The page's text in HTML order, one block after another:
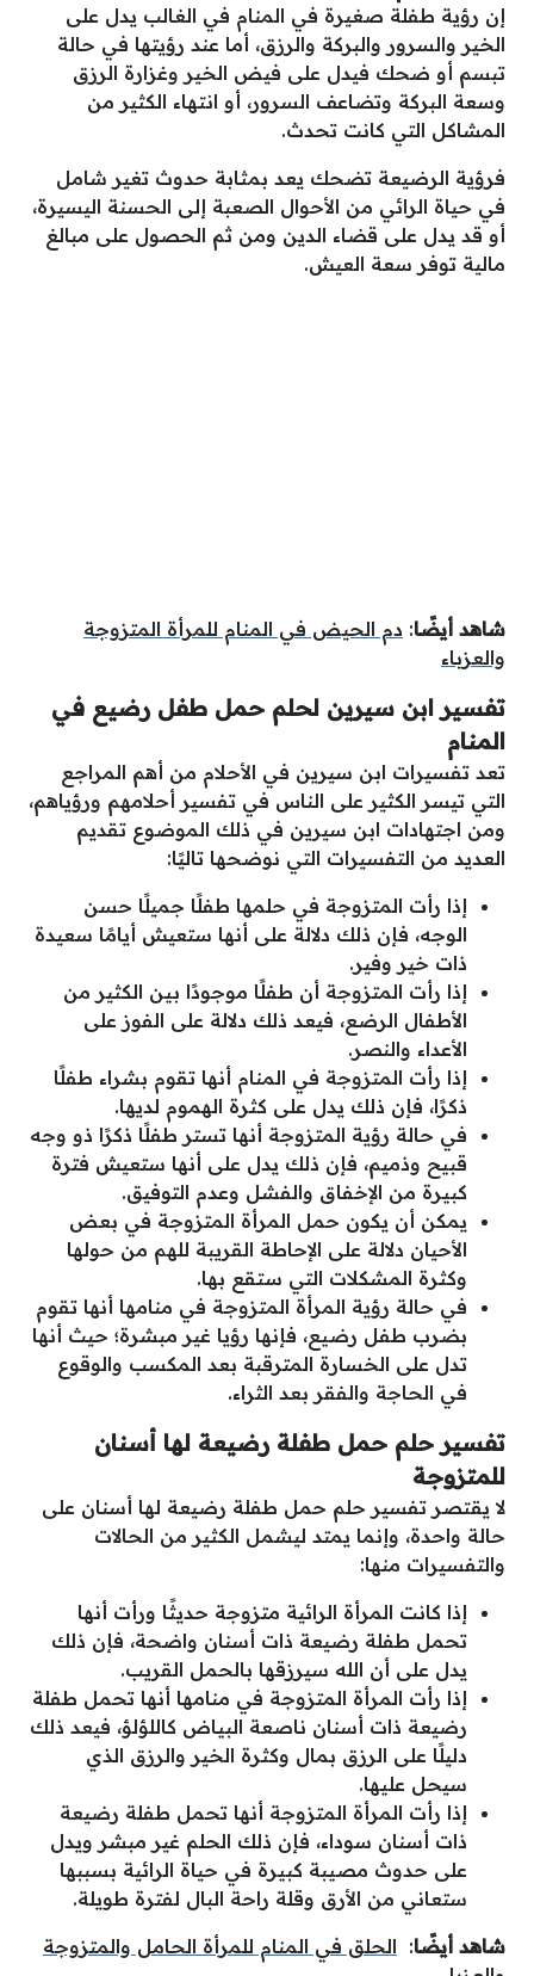
إن رؤية طفلة صغيرة في المنام في الغالب يدل على
الخير والسرور والبركة والرزق، أما عند رؤيتها في حالة
تبسم أو ضحك فيدل على فيض الخير وغزارة الرزق
وسعة البركة وتضاعف السرور، أو انتهاء الكثير من
المشاكل التي كانت تحدث.
فرؤية الرضيعة تضحك يعد بمثابة حدوث تغير شامل
في حياة الرائي من الأحوال الصعبة إلى الحسنة اليسيرة،
أو قد يدل على قضاء الدين ومن ثم الحصول على مبالغ
مالية توفر سعة العيش.
شاهد أيضًا: دم الحيض في المنام للمرأة المتزوجة
والعزباء
تفسير ابن سيرين لحلم حمل طفل رضيع في
المنام
تعد تفسيرات ابن سيرين في الأحلام من أهم المراجع
التي تيسر الكثير على الناس في تفسير أحلامهم ورؤياهم،
ومن اجتهادات ابن سيرين في ذلك الموضوع تقديم
العديد من التفسيرات التي نوضحها تاليًا:
إذا رأت المتزوجة في حلمها طفلًا جميلًا حسن
الوجه، فإن ذلك دلالة على أنها ستعيش أيامًا سعيدة
ذات خير وفير.
إذا رأت المتزوجة أن طفلًا موجودًا بين الكثير من
الأطفال الرضع، فيعد ذلك دلالة على الفوز على
الأعداء والنصر.
إذا رأت المتزوجة في المنام أنها تقوم بشراء طفلًا
ذكرًا، فإن ذلك يدل على كثرة الهموم لديها.
في حالة رؤية المتزوجة أنها تستر طفلًا ذكرًا ذو وجه
قبيح وذميم، فإن ذلك يدل على أنها ستعيش فترة
كبيرة من الإخفاق والفشل وعدم التوفيق.
يمكن أن يكون حمل المرأة المتزوجة في بعض
الأحيان دلالة على الإحاطة القريبة للهم من حولها
وكثرة المشكلات التي ستقع بها.
في حالة رؤية المرأة المتزوجة في منامها أنها تقوم
بضرب طفل رضيع، فإنها رؤيا غير مبشرة؛ حيث أنها
تدل على الخسارة المترقبة بعد المكسب والوقوع
في الحاجة والفقر بعد الثراء.
تفسير حلم حمل طفلة رضيعة لها أسنان
للمتزوجة
لا يقتصر تفسير حلم حمل طفلة رضيعة لها أسنان على
حالة واحدة، وإنما يمتد ليشمل الكثير من الحالات
والتفسيرات منها:
إذا كانت المرأة الرائية متزوجة حديثًا ورأت أنها
تحمل طفلة رضيعة ذات أسنان واضحة، فإن ذلك
يدل على أن الله سيرزقها بالحمل القريب.
إذا رأت المرأة المتزوجة في منامها أنها تحمل طفلة
رضيعة ذات أسنان ناصعة البياض كاللؤلؤ، فيعد ذلك
دليلًا على الرزق بمال وكثرة الخير والرزق الذي
سيحل عليها.
إذا رأت المرأة المتزوجة أنها تحمل طفلة رضيعة
ذات أسنان سوداء، فإن ذلك الحلم غير مبشر ويدل
على حدوث مصيبة كبيرة في حياة الرائية بسببها
ستعاني من الأرق وقلة راحة البال لفترة طويلة.
شاهد أيضًا: الحلق في المنام للمرأة الحامل والمتزوجة